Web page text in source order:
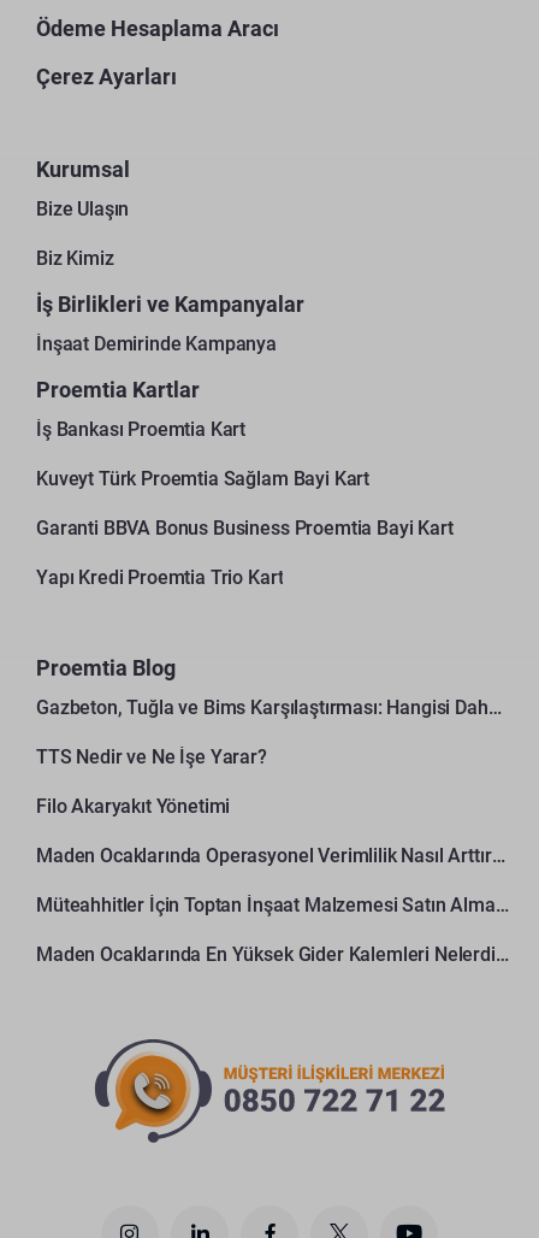
Ödeme Hesaplama Aracı
Çerez Ayarları
Kurumsal
Bize Ulaşın
Biz Kimiz
İş Birlikleri ve Kampanyalar
İnşaat Demirinde Kampanya
Proemtia Kartlar
İş Bankası Proemtia Kart
Kuveyt Türk Proemtia Sağlam Bayi Kart
Garanti BBVA Bonus Business Proemtia Bayi Kart
Yapı Kredi Proemtia Trio Kart
Proemtia Blog
Gazbeton, Tuğla ve Bims Karşılaştırması: Hangisi Daha Avantajlı?
TTS Nedir ve Ne İşe Yarar?
Filo Akaryakıt Yönetimi
Maden Ocaklarında Operasyonel Verimlilik Nasıl Arttırılır?
Müteahhitler İçin Toptan İnşaat Malzemesi Satın Alma Rehberi
Maden Ocaklarında En Yüksek Gider Kalemleri Nelerdir?